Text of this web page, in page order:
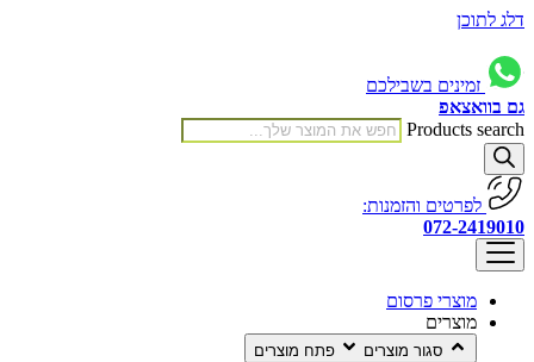
דלג לתוכן
זמינים בשבילכם
גם בוואצאפ
Products search
לפרטים והזמנות:
072-2419010
מוצרי פרסום
מוצרים
סגור מוצרים פתח מוצרים